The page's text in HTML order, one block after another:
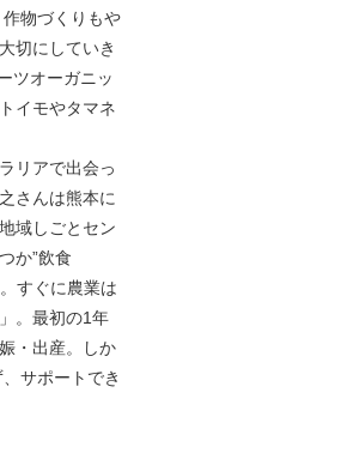
物づくりもや
切にしていき
ツオーガニッ
イモやタマネ
リアで出会っ
さんは熊本に
域しごとセン
か”飲食
すぐに農業は
。最初の1年
・出産。しか
サポートでき